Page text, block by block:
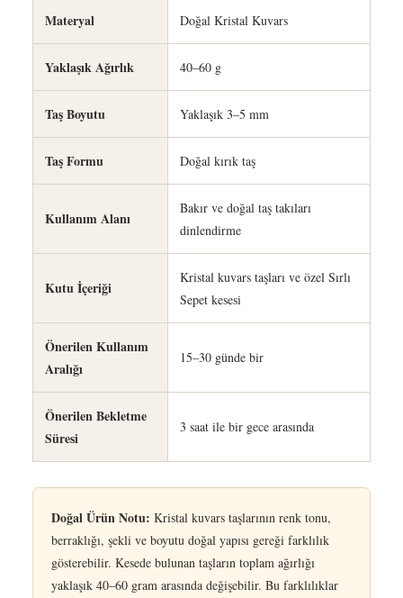
Materyal Doğal Kristal Kuvars
Yaklaşık Ağırlık 40–60 g
Taş Boyutu Yaklaşık 3–5 mm
Taş Formu Doğal kırık taş
Kullanım Alanı
Bakır ve doğal taş takıları
dinlendirme
Kutu İçeriği
Kristal kuvars taşları ve özel Sırlı
Sepet kesesi
Önerilen Kullanım
Aralığı
15–30 günde bir
Önerilen Bekletme
Süresi
3 saat ile bir gece arasında
Doğal Ürün Notu: Kristal kuvars taşlarının renk tonu,
berraklığı, şekli ve boyutu doğal yapısı gereği farklılık
gösterebilir. Kesede bulunan taşların toplam ağırlığı
yaklaşık 40–60 gram arasında değişebilir. Bu farklılıklar